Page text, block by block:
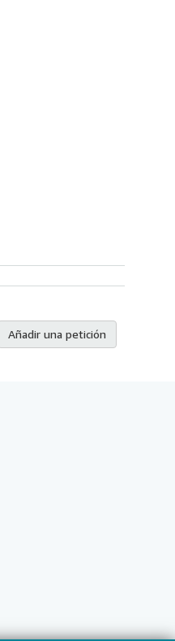
Añadir una petición